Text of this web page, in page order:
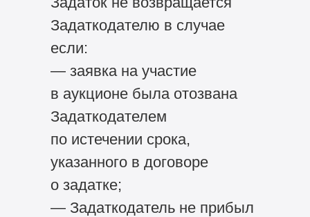
Задаткодателю в случае
если:
— заявка на участие
в аукционе была отозвана
Задаткодателем
по истечении срока,
указанного в договоре
о задатке;
— Задаткодатель не прибыл